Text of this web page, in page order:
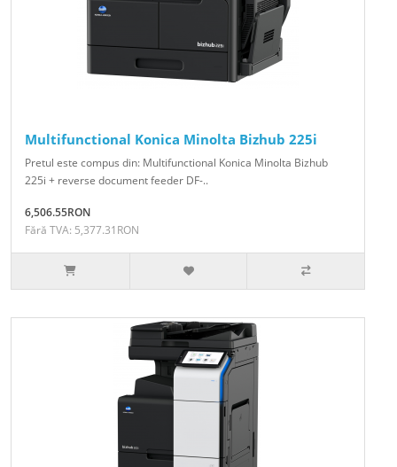
Multifunctional Konica Minolta Bizhub 225i
Pretul este compus din: Multifunctional Konica Minolta Bizhub
225i + reverse document feeder DF-..
6,506.55RON
Fără TVA: 5,377.31RON